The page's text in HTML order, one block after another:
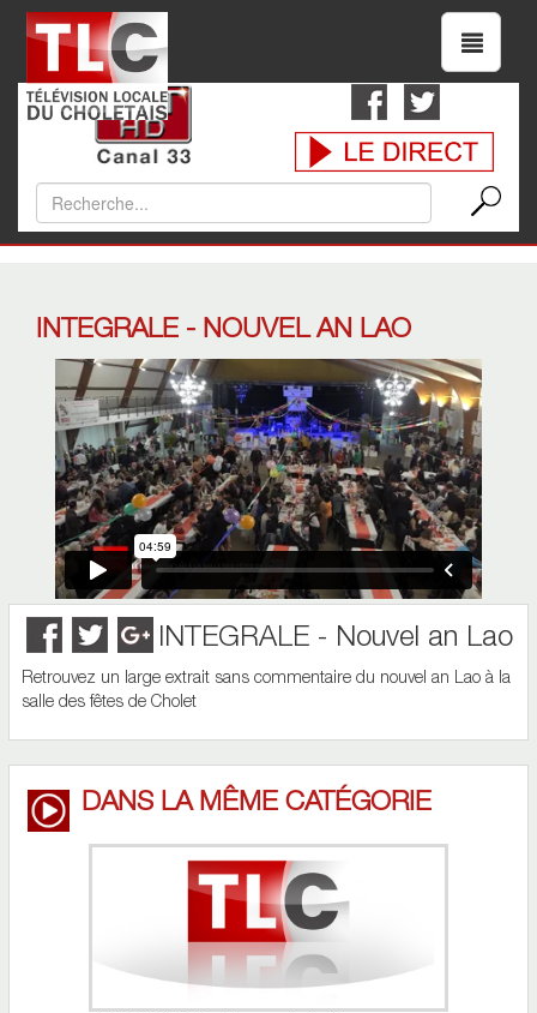
INTEGRALE - NOUVEL AN LAO
INTEGRALE - Nouvel an Lao
Retrouvez un large extrait sans commentaire du nouvel an Lao à la
salle des fêtes de Cholet
DANS LA MÊME CATÉGORIE